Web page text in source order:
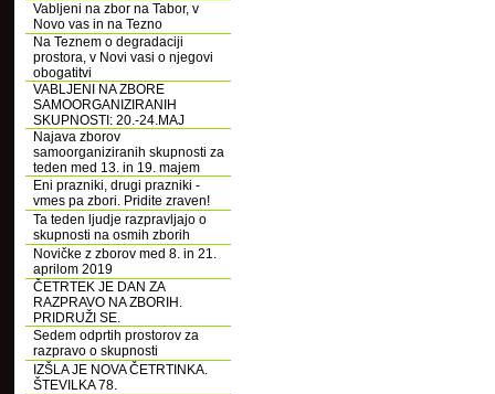
Vabljeni na zbor na Tabor, v
Novo vas in na Tezno
Na Teznem o degradaciji
prostora, v Novi vasi o njegovi
obogatitvi
VABLJENI NA ZBORE
SAMOORGANIZIRANIH
SKUPNOSTI: 20.-24.MAJ
Najava zborov
samoorganiziranih skupnosti za
teden med 13. in 19. majem
Eni prazniki, drugi prazniki -
vmes pa zbori. Pridite zraven!
Ta teden ljudje razpravljajo o
skupnosti na osmih zborih
Novičke z zborov med 8. in 21.
aprilom 2019
ČETRTEK JE DAN ZA
RAZPRAVO NA ZBORIH.
PRIDRUŽI SE.
Sedem odprtih prostorov za
razpravo o skupnosti
IZŠLA JE NOVA ČETRTINKA.
ŠTEVILKA 78.